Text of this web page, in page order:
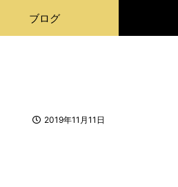
ブログ
2019年11月11日